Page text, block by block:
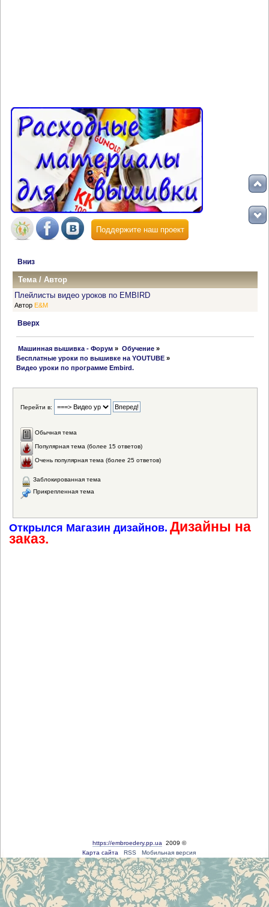
Поддержите наш проект
Вниз
Тема/Автор
Плейлисты видео уроков по EMBIRD
Автор E&M
Вверх
Машинная вышивка - Форум » Обучение»
Бесплатные уроки по вышивке на YOUTUBE »
Видео уроки по программе Embird.
Перейти в:
Обычная тема
Популярная тема (более 15 ответов)
Очень популярная тема (более 25 ответов)
Заблокированная тема
Прикрепленная тема
Открылся Магазин дизайнов. Дизайны на
заказ.
https://embroedery.pp.ua 2009 ©
Карта сайта
RSS Мобильная версия